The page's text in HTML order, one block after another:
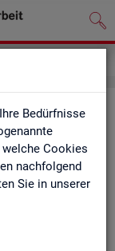
Bedürfnisse
Cookies
nachfolgend
Sie in unserer
Ar­beits­
der BA
wir Sie über
und den BA-